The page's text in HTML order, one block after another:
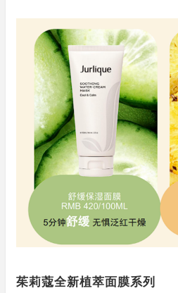
茱莉蔻全新植萃面膜系列